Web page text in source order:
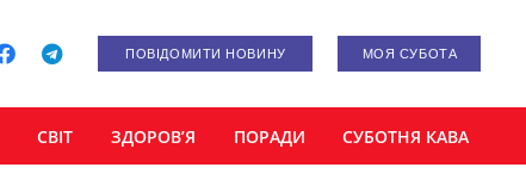
ПОВІДОМИТИ НОВИНУ МОЯ СУБОТА
СВІТ ЗДОРОВ’Я ПОРАДИ СУБОТНЯ КАВА